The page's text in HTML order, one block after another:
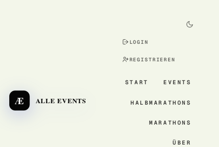
Æ ALLE EVENTS
LOGIN
REGISTRIEREN
START EVENTS
HALBMARATHONS
MARATHONS
ÜBER